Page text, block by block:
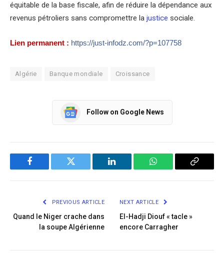
équitable de la base fiscale, afin de réduire la dépendance aux
revenus pétroliers sans compromettre la justice sociale.
Lien permanent : https://just-infodz.com/?p=107758
Algérie Banque mondiale Croissance
Follow on Google News
Facebook Twitter LinkedIn WhatsApp Copy
PREVIOUS ARTICLE
Quand le Niger crache dans
la soupe Algérienne
NEXT ARTICLE
El-Hadji Diouf « tacle »
encore Carragher